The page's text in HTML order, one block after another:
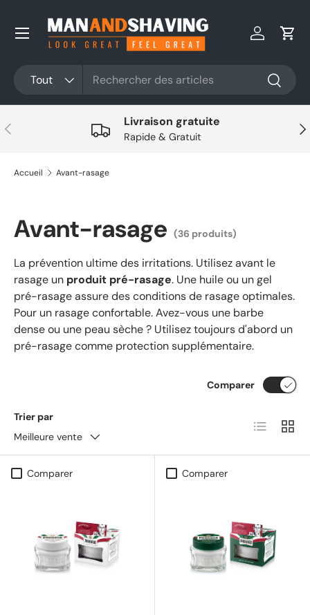
Aller au contenu
Tout
Se
Précédent Livraison gratuite
Rapide & Gratuit
Accueil Avant-rasage
Avant-rasage (36 produits)
La prévention ultime des irritations. Utilisez avant le
rasage un produit pré-rasage. Une huile ou un gel
pré-rasage assure des conditions de rasage optimales.
Pour un rasage confortable. Avez-vous une barbe
dense ou une peau sèche ? Utilisez toujours d'abord un
pré-rasage comme protection supplémentaire.
Trier par
Meilleure vente
Comparer
Liste Trame
Comparer Comparer